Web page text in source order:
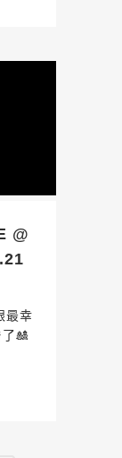
@
最幸
🎎